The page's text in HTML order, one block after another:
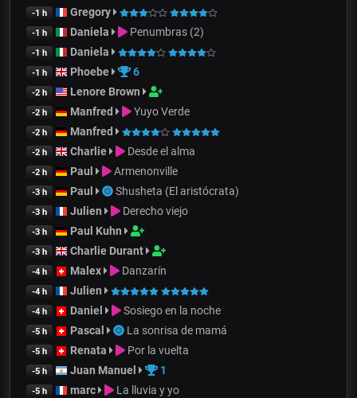
-1 h Gregory
-1 h Daniela Penumbras (2)
-1 h Daniela
-1 h Phoebe 6
-2 h Lenore Brown
-2 h Manfred Yuyo Verde
-2 h Manfred
-2 h Charlie Desde el alma
-2 h Paul Armenonville
-3 h Paul Shusheta (El aristócrata)
-3 h Julien Derecho viejo
-3 h Paul Kuhn
-3 h Charlie Durant
-4 h Malex Danzarín
-4 h Julien
-4 h Daniel Sosiego en la noche
-5 h Pascal La sonrisa de mamá
-5 h Renata Por la vuelta
-5 h Juan Manuel 1
-5 h marc La lluvia y yo